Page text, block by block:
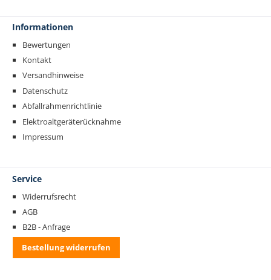
Informationen
Bewertungen
Kontakt
Versandhinweise
Datenschutz
Abfallrahmenrichtlinie
Elektroaltgeräterücknahme
Impressum
Service
Widerrufsrecht
AGB
B2B - Anfrage
Bestellung widerrufen